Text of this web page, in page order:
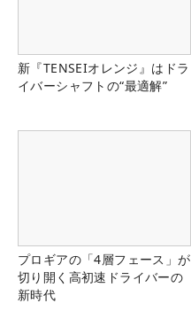
新『TENSEIオレンジ』はドラ
イバーシャフトの“最適解”
プロギアの「4層フェース」が
切り開く高初速ドライバーの
新時代